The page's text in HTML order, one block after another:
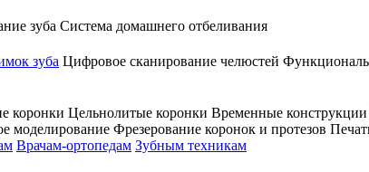
зуба Система домашнего отбеливания
зуба Цифровое сканирование челюстей
коронки Цельнолитые коронки Временные конструкции
моделирование Фрезерование коронок и протезов
Врачам-ортопедам Зубным техникам